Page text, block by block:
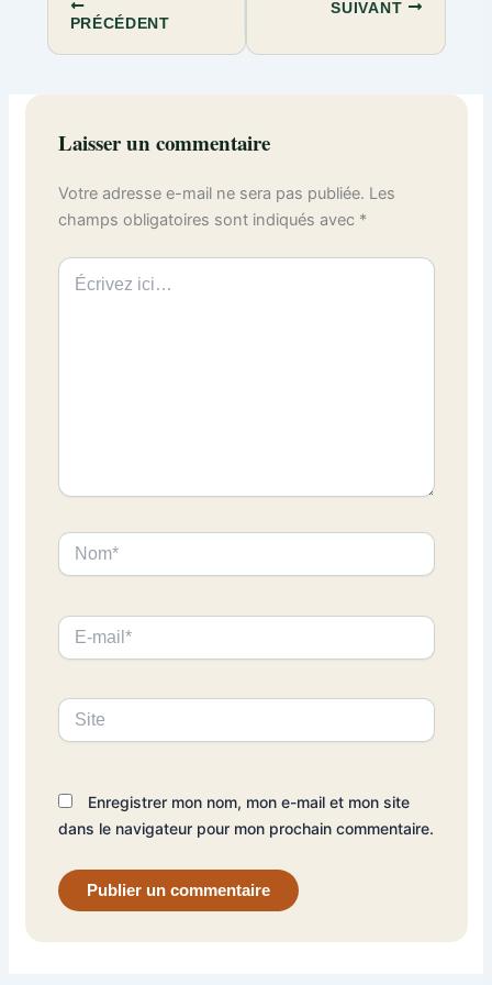
PRÉCÉDENT
SUIVANT
Laisser un commentaire
Votre adresse e-mail ne sera pas publiée. Les
champs obligatoires sont indiqués avec *
Écrivez
ici…
Nom*
E-
mail*
Site
Enregistrer mon nom, mon e-mail et mon site
dans le navigateur pour mon prochain commentaire.